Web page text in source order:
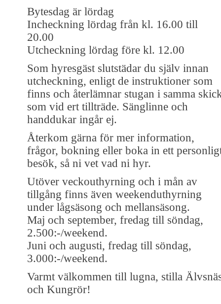
Bytesdag är lördag
Incheckning lördag från kl. 16.00 till
20.00
Utcheckning lördag före kl. 12.00
Som hyresgäst slutstädar du själv innan
utcheckning, enligt de instruktioner som
finns och återlämnar stugan i samma
som vid ert tillträde. Sänglinne och
handdukar ingår ej.
Återkom gärna för mer information,
frågor, bokning eller boka in ett
besök, så ni vet vad ni hyr.
Utöver veckouthyrning och i mån av
tillgång finns även weekenduthyrning
under lågsäsong och mellansäsong.
Maj och september, fredag till söndag,
2.500:-/weekend.
Juni och augusti, fredag till söndag,
3.000:-/weekend.
Varmt välkommen till lugna, stilla
och Kungrör!